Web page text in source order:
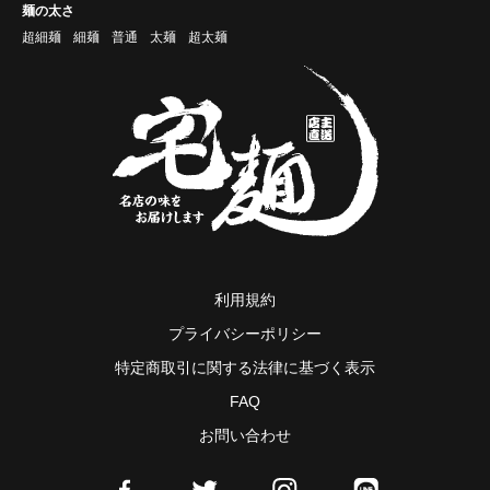
麺の太さ
超細麺
細麺 普通 太麺 超太麺
利用規約
プライバシーポリシー
特定商取引に関する法律に基づく表示
FAQ
お問い合わせ